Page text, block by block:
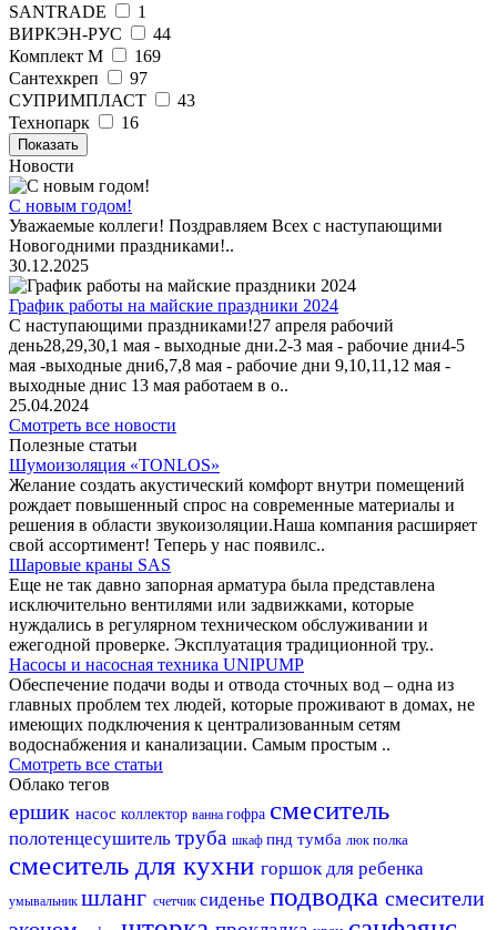
SANTRADE
1
ВИРКЭН-РУС
44
Комплект М
169
Сантехкреп
97
СУПРИМПЛАСТ
43
Технопарк
16
Показать
Новости
С новым годом!
Уважаемые коллеги! Поздравляем Всех с наступающими
Новогодними праздниками!..
30.12.2025
График работы на майские праздники 2024
С наступающими праздниками!27 апреля рабочий
день28,29,30,1 мая - выходные дни.2-3 мая - рабочие дни4-5
мая -выходные дни6,7,8 мая - рабочие дни 9,10,11,12 мая -
выходные днис 13 мая работаем в о..
25.04.2024
Смотреть все новости
Полезные статьи
Шумоизоляция «TONLOS»
Желание создать акустический комфорт внутри помещений
рождает повышенный спрос на современные материалы и
решения в области звукоизоляции.Наша компания расширяет
свой ассортимент! Теперь у нас появилс..
Шаровые краны SAS
Еще не так давно запорная арматура была представлена
исключительно вентилями или задвижками, которые
нуждались в регулярном техническом обслуживании и
ежегодной проверке. Эксплуатация традиционной тру..
Насосы и насосная техника UNIPUMP
Обеспечение подачи воды и отвода сточных вод – одна из
главных проблем тех людей, которые проживают в домах, не
имеющих подключения к централизованным сетям
водоснабжения и канализации. Самым простым ..
Смотреть все статьи
Облако тегов
ершик насос коллектор ванна гофра смеситель
полотенцесушитель труба шкаф пнд тумба люк полка
смеситель для кухни горшок для ребенка
умывальник шланг счетчик сиденье подводка смесители